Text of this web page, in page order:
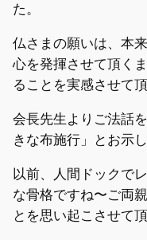
た。
仏さまの願いは、本
心を発揮させて頂く
ることを実感させて
会長先生よりご法話
きな布施行」とお示
以前、人間ドックで
な骨格ですね〜ご両
とを思い起こさせて